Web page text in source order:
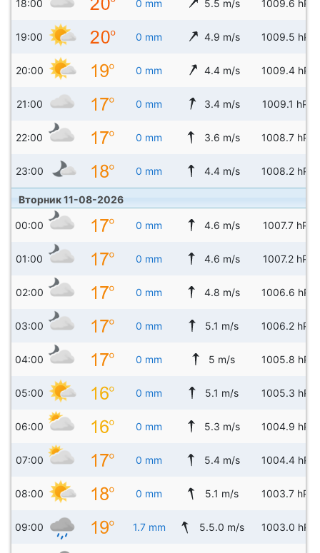
18:00 0 mm 5.5 m/s 1009.6 hPa
19:00 0 mm 4.9 m/s 1009.5 hPa
20:00 0 mm 4.4 m/s 1009.4 hPa
21:00 0 mm 3.4 m/s 1009.1 hPa
22:00 0 mm 3.6 m/s 1008.7 hPa
23:00 0 mm 4.4 m/s 1008.2 hPa
Вторник 11-08-2026
00:00 0 mm 4.6 m/s 1007.7 hPa
01:00 0 mm 4.6 m/s 1007.2 hPa
02:00 0 mm 4.8 m/s 1006.6 hPa
03:00 0 mm 5.1 m/s 1006.2 hPa
04:00 0 mm 5 m/s 1005.8 hPa
05:00 0 mm 5.1 m/s 1005.3 hPa
06:00 0 mm 5.3 m/s 1004.9 hPa
07:00 0 mm 5.4 m/s 1004.4 hPa
08:00 0 mm 5.1 m/s 1003.7 hPa
09:00 1.7 mm 5.5.0 m/s 1003.0 hPa